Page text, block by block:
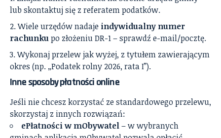
lub skontaktuj się z referatem podatków.
Wiele urzędów nadaje indywidualny numer
rachunkupo złożeniu DR-1 – sprawdź e-mail/pocztę.
Wykonaj przelew jak wyżej, z tytułem zawierającym
okres (np. „Podatek rolny 2026, rata I”).
Inne sposoby płatności online
Jeśli nie chcesz korzystać ze standardowego przelewu,
skorzystaj z innych rozwiązań:
ePłatności w mObywatel– w wybranych